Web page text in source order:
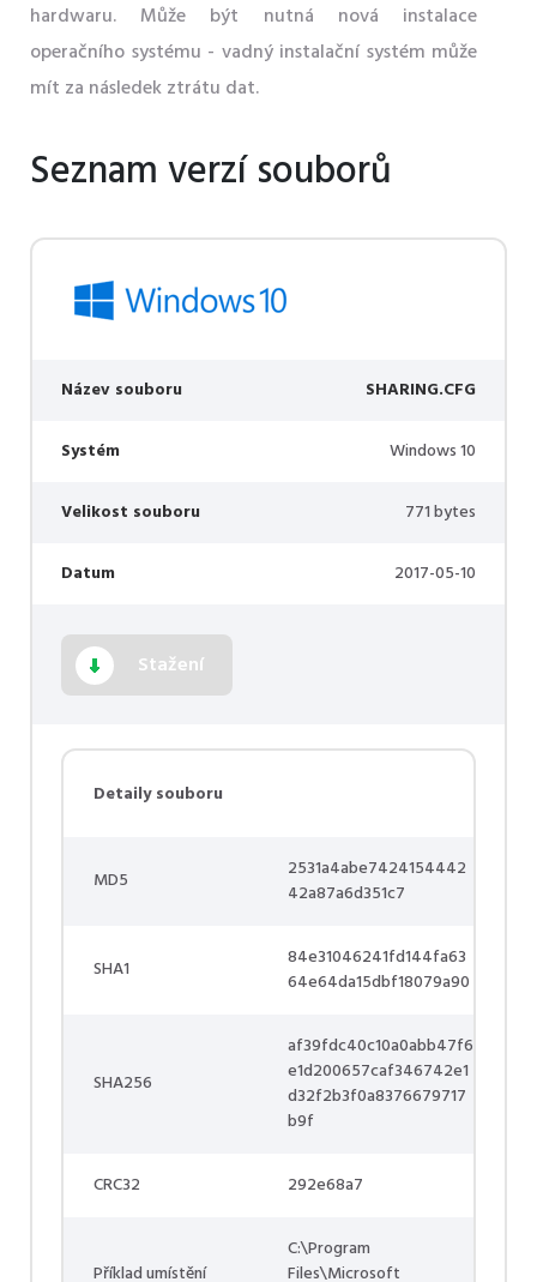
hardwaru. Může být nutná nová instalace
operačního systému - vadný instalační systém může
mít za následek ztrátu dat.
Seznam verzí souborů
Název souboru SHARING.CFG
Systém Windows 10
Velikost souboru 771 bytes
Datum 2017-05-10
Stažení
Detaily souboru
MD5
2531a4abe7424154442
42a87a6d351c7
SHA1
84e31046241fd144fa63
64e64da15dbf18079a90
SHA256
af39fdc40c10a0abb47f6
e1d200657caf346742e1
d32f2b3f0a8376679717
b9f
CRC32 292e68a7
Příklad umístění
C:\Program
Files\Microsoft